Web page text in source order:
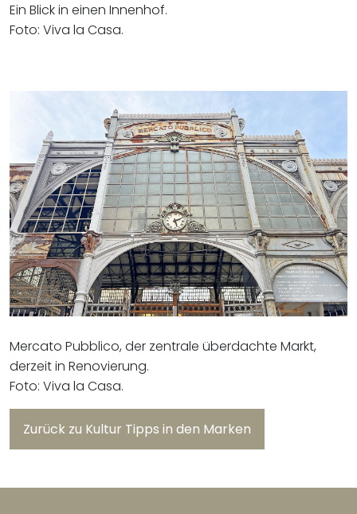
Ein Blick in einen Innenhof.
Foto: Viva la Casa.
Mercato Pubblico, der zentrale überdachte Markt,
derzeit in Renovierung.
Foto: Viva la Casa.
Zurück zu Kultur Tipps in den Marken